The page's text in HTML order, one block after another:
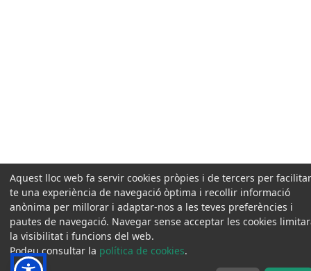
Aquest lloc web fa servir cookies pròpies i de tercers per
te una experiència de navegació òptima i recollir informació
anònima per millorar i adaptar-nos a les teves preferències i
pautes de navegació. Navegar sense acceptar les cookies
la visibilitat i funcions del web.
Podeu consultar la política de cookies.